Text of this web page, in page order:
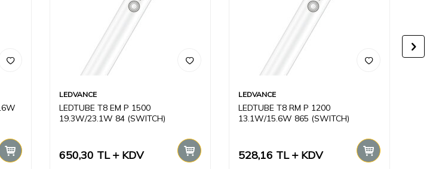
LEDVANCE
LEDTUBE T8 EM P 1500
19.3W/23.1W 84 (SWITCH)
650,30 TL KDV
LEDVANCE
LEDTUBE T8 RM P 1200
13.1W/15.6W 865 (SWITCH)
528,16 TL KDV